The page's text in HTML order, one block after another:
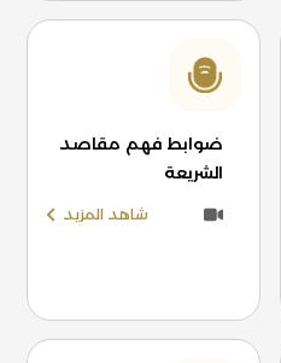
ضوابط فهم مقاصد
الشريعة
شاهد المزيد